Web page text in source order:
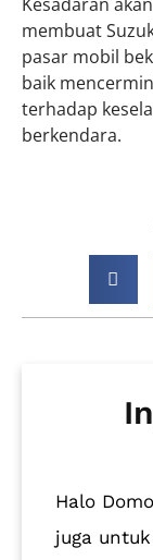
membuat
pasar mobil
baik
terhadap
berkendara.
Halo
juga